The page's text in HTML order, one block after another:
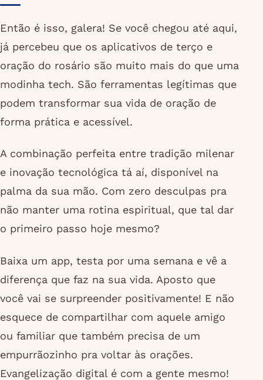
Então é isso, galera! Se você chegou até aqui,
já percebeu que os aplicativos de terço e
oração do rosário são muito mais do que uma
modinha tech. São ferramentas legítimas que
podem transformar sua vida de oração de
forma prática e acessível.
A combinação perfeita entre tradição milenar
e inovação tecnológica tá aí, disponível na
palma da sua mão. Com zero desculpas pra
não manter uma rotina espiritual, que tal dar
o primeiro passo hoje mesmo?
Baixa um app, testa por uma semana e vê a
diferença que faz na sua vida. Aposto que
você vai se surpreender positivamente! E não
esquece de compartilhar com aquele amigo
ou familiar que também precisa de um
empurrãozinho pra voltar às orações.
Evangelização digital é com a gente mesmo!